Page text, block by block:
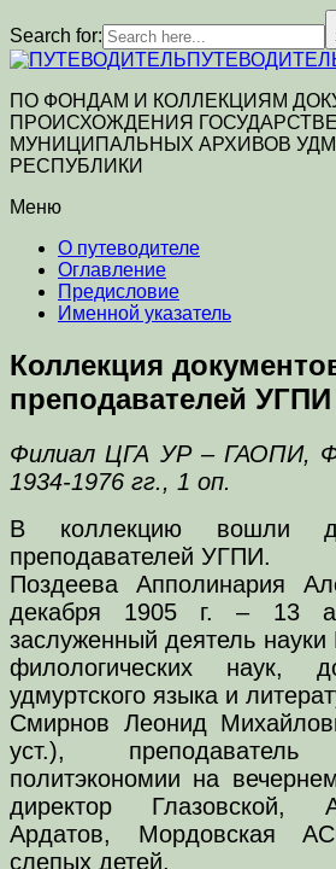
Search for:
ПО ФОНДАМ И КОЛЛЕКЦИЯМ
ПРОИСХОЖДЕНИЯ
МУНИЦИПАЛЬНЫХ АРХИВОВ
РЕСПУБЛИКИ
Меню
О путеводителе
Оглавление
Предисловие
Именной указатель
Коллекция
преподавателей УГПИ
Филиал ЦГА УР – ГАОПИ,
1934-1976 гг., 1 оп.
В коллекцию вошли
преподавателей УГПИ.
Поздеева Апполинария
декабря 1905 г. – 13
заслуженный деятель
филологических наук,
удмуртского языка и
Смирнов Леонид
уст.),
политэкономии на
директор Глазовской,
Ардатов, Мордовская
слепых детей.